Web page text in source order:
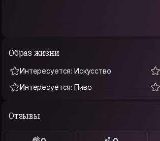
Образ жизни
Интересуется: Искусство
Интересуется: Пиво
Отзывы